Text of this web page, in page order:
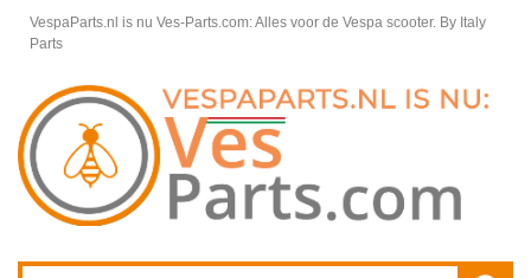
VespaParts.nl is nu Ves-Parts.com: Alles voor de Vespa scooter. By Italy
Parts